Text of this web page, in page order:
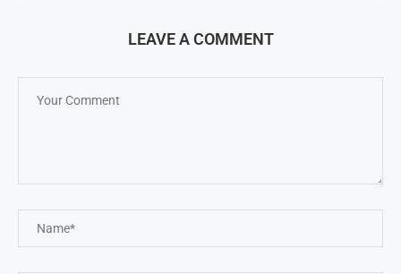
LEAVE A COMMENT